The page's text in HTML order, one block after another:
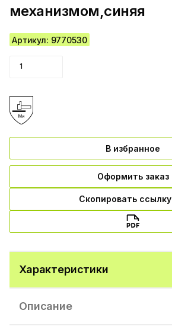
механизмом,синяя
Артикул: 9770530
В избранное
Оформить заказ
Скопировать ссылку
Характеристики
Описание